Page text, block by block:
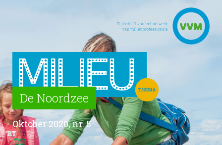
De Noordzee
Oktober 2020, nr. 5